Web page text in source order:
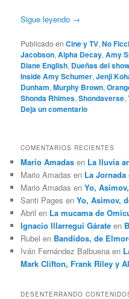
Sigue leyendo →
Publicado en Cine y TV,No
Jacobson,Alpha Decay,Amy
Diane English, Dueñas del show
Inside Amy Schumer,Jenji
Dunham,Murphy Brown,
Shonda Rhimes,Shondaverse,
Deja un comentario
COMENTARIOS RECIENTES
Mario Amadas en La lluvia
Mario Amadas en La
Mario Amadas enYo,
Santi Pages enYo, Asimov,
Abril en La mucama de
Ignacio Illarregui Gárate en
Rubel en Bandidos, de
Iván Fernández Balbuena en
Mark Clifton, Frank Riley y
DESENTERRANDO